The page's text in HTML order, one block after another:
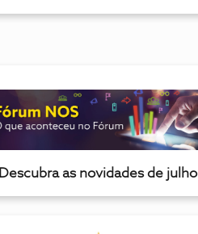
Descubra as novidades de julho